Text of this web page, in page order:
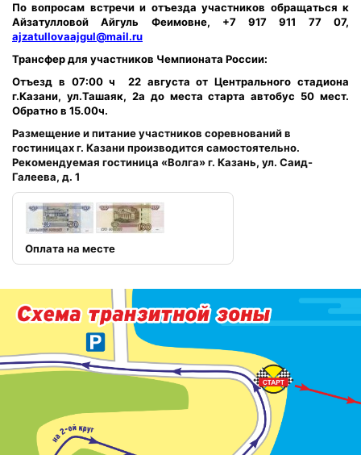
По вопросам встречи и отъезда участников обращаться к
Айзатулловой Айгуль Феимовне, +7 917 911 77 07,
ajzatullovaajgul@mail.ru
Трансфер для участников Чемпионата России:
Отъезд в 07:00 ч 22 августа от Центрального стадиона
г.Казани, ул.Ташаяк, 2а до места старта автобус 50 мест.
Обратно в 15.00ч.
Размещение и питание участников соревнований в
гостиницах г. Казани производится самостоятельно.
Рекомендуемая гостиница «Волга» г. Казань, ул. Саид-
Галеева, д. 1
Оплата на месте